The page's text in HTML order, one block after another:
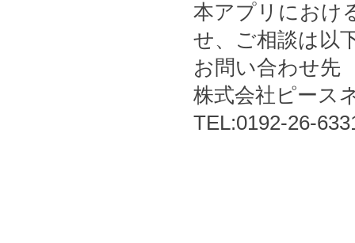
本アプリにおけ
せ、ご相談は以
お問い合わせ先
株式会社ピース
TEL:0192-26-